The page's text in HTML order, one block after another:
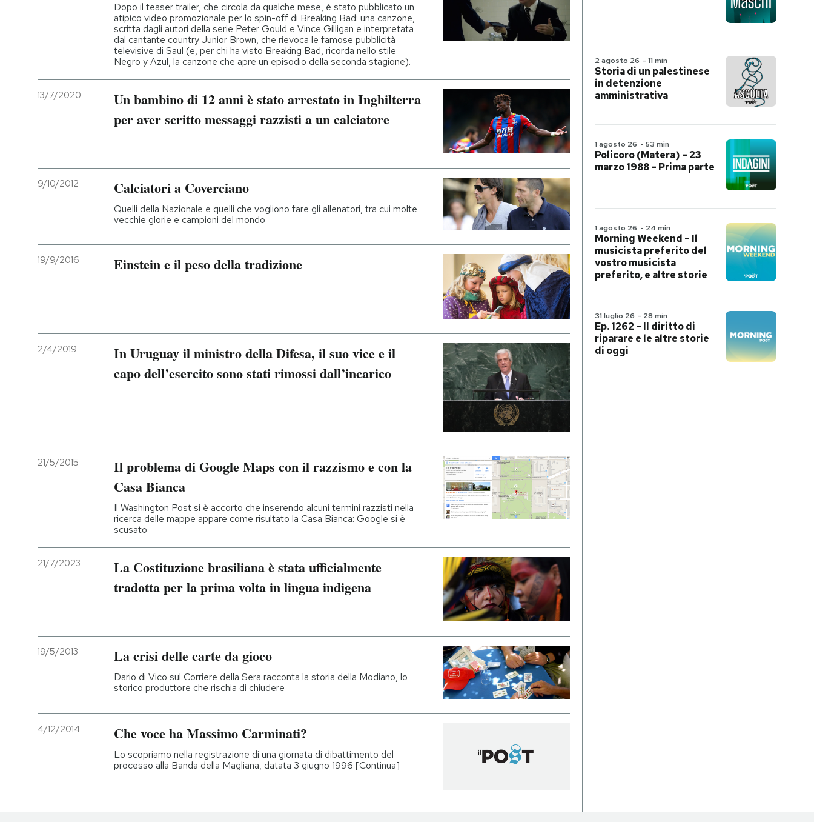
Dopo il teaser trailer, che circola da qualche mese, è stato pubblicato un
atipico video promozionale per lo spin-off di Breaking Bad: una canzone,
scritta dagli autori della serie Peter Gould e Vince Gilligan e interpretata
dal cantante country Junior Brown, che rievoca le famose pubblicità
televisive di Saul (e, per chi ha visto Breaking Bad, ricorda nello stile
Negro y Azul, la canzone che apre un episodio della seconda stagione).
13/7/2020
Un bambino di 12 anni è stato arrestato in Inghilterra
per aver scritto messaggi razzisti a un calciatore
9/10/2012 Calciatori a Coverciano
Quelli della Nazionale e quelli che vogliono fare gli allenatori, tra cui molte
vecchie glorie e campioni del mondo
19/9/2016 Einstein e il peso della tradizione
2/4/2019
In Uruguay il ministro della Difesa, il suo vice e il
capo dell’esercito sono stati rimossi dall’incarico
21/5/2015
Il problema di Google Maps con il razzismo e con la
Casa Bianca
Il Washington Post si è accorto che inserendo alcuni termini razzisti nella
ricerca delle mappe appare come risultato la Casa Bianca: Google si è
scusato
21/7/2023
La Costituzione brasiliana è stata ufficialmente
tradotta per la prima volta in lingua indigena
19/5/2013 La crisi delle carte da gioco
Dario di Vico sul Corriere della Sera racconta la storia della Modiano, lo
storico produttore che rischia di chiudere
4/12/2014 Che voce ha Massimo Carminati?
Lo scopriamo nella registrazione di una giornata di dibattimento del
processo alla Banda della Magliana, datata 3 giugno 1996 [Continua]
2 agosto 26 - 11 min
Storia di un palestinese
in detenzione
amministrativa
1 agosto 26 - 53 min
Policoro (Matera) – 23
marzo 1988 – Prima parte
1 agosto 26 - 24 min
Morning Weekend – Il
musicista preferito del
vostro musicista
preferito, e altre storie
31 luglio 26 - 28 min
Ep. 1262 – Il diritto di
riparare e le altre storie
di oggi